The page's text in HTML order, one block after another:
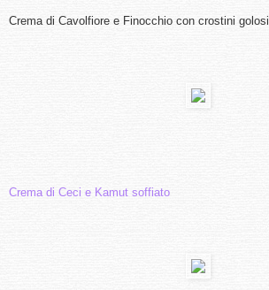
Crema di Cavolfiore e Finocchio con crostini golosi
Crema di Ceci e Kamut soffiato